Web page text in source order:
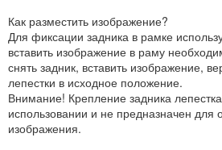
Как разместить изображение?
Для фиксации задника в рамке
вставить изображение в раму
снять задник, вставить изображение,
лепестки в исходное положение.
Внимание! Крепление задника
использовании и не предназначен для
изображения.